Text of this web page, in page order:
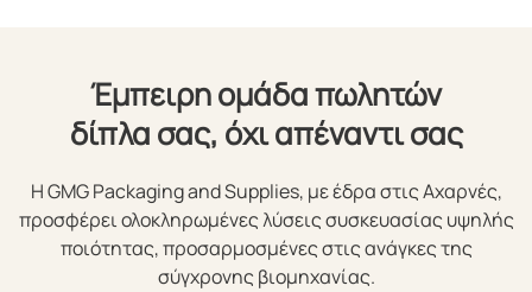
Έμπειρη ομάδα πωλητών
δίπλα σας, όχι απέναντι σας
Η GMG Packaging and Supplies, με έδρα στις Αχαρνές,
προσφέρει ολοκληρωμένες λύσεις συσκευασίας υψηλής
ποιότητας, προσαρμοσμένες στις ανάγκες της
σύγχρονης βιομηχανίας.